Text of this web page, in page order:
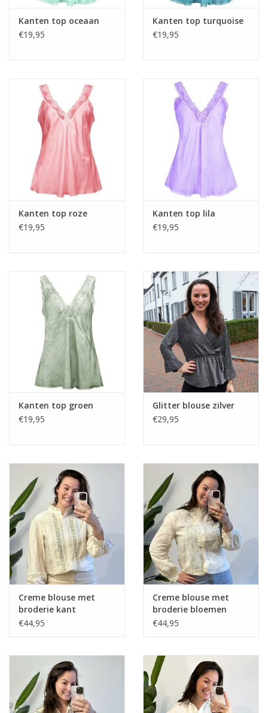
Kanten top oceaan
€19,95
Kanten top turquoise
€19,95
Kanten top roze
€19,95
Kanten top lila
€19,95
Kanten top groen
€19,95
Glitter blouse zilver
€29,95
Creme blouse met
broderie kant
€44,95
Creme blouse met
broderie bloemen
€44,95